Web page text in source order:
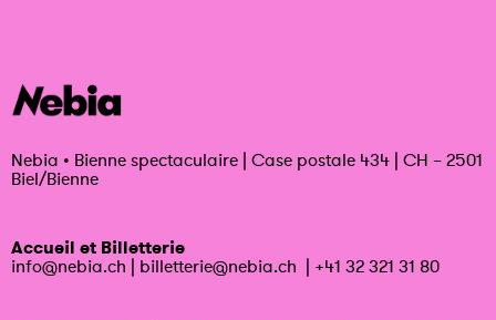
Nebia • Bienne spectaculaire | Case postale 434 | CH – 2501
Biel/Bienne
Accueil et Billetterie
info@nebia.ch | billetterie@nebia.ch | +41 32 321 31 80